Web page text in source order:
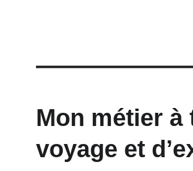
Mon métier
voyage et